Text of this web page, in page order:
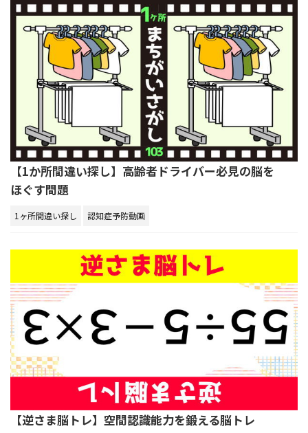
【1か所間違い探し】高齢者ドライバー必見の脳を
ほぐす問題
1ヶ所間違い探し 認知症予防動画
【逆さま脳トレ】空間認識能力を鍛える脳トレ